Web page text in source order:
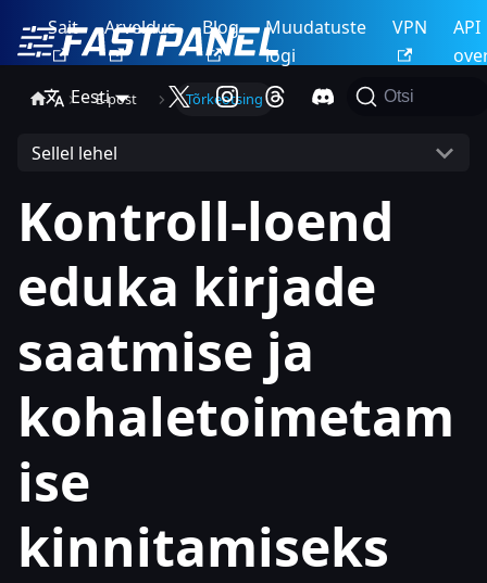
Sait Arveldus Blog
Muudatuste
logi
VPN
API
Eesti
Otsi
E-post Tõrkeotsing
Sellel lehel
Kontroll-loend
eduka kirjade
saatmise ja
kohaletoimetam
ise
kinnitamiseks